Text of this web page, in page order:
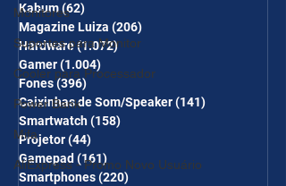
Monitores
Suportes para Monitor
Cooler para Processador
Power Bank
Mifa
AliExpress - Promo Novo Usuário
Kabum(62)
Magazine Luiza (206)
Hardware(1.072)1.072 posts
Gamer(1.004)
Fones(396)
Caixinhas de Som/Speaker(141)
Smartwatch(158)
Projetor(44)
Gamepad (161) 161 posts
Smartphones(220)